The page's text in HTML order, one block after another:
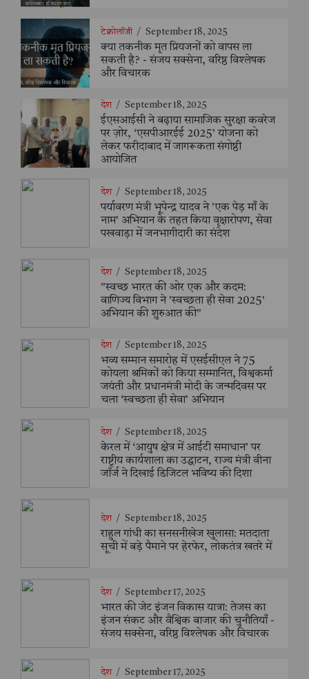
टेक्नोलॉजी / September 18, 2025
क्या तकनीक मृत प्रियजनों को वापस ला
सकती है? - संजय सक्सेना, वरिष्ठ विश्लेषक
और विचारक
देश / September 18, 2025
ईएसआईसी ने बढ़ाया सामाजिक सुरक्षा कवरेज
पर ज़ोर, ‘एसपीआरईई 2025’ योजना को
लेकर फरीदाबाद में जागरूकता संगोष्ठी
आयोजित
देश / September 18, 2025
पर्यावरण मंत्री भूपेन्द्र यादव ने 'एक पेड़ माँ के
नाम' अभियान के तहत किया वृक्षारोपण, सेवा
पखवाड़ा में जनभागीदारी का संदेश
देश / September 18, 2025
"स्वच्छ भारत की ओर एक और कदम:
वाणिज्य विभाग ने 'स्वच्छता ही सेवा 2025'
अभियान की शुरुआत की"
देश / September 18, 2025
भव्य सम्मान समारोह में एसईसीएल ने 75
कोयला श्रमिकों को किया सम्मानित, विश्वकर्मा
जयंती और प्रधानमंत्री मोदी के जन्मदिवस पर
चला ‘स्वच्छता ही सेवा’ अभियान
देश / September 18, 2025
केरल में ‘आयुष क्षेत्र में आईटी समाधान’ पर
राष्ट्रीय कार्यशाला का उद्घाटन, राज्य मंत्री वीना
जॉर्ज ने दिखाई डिजिटल भविष्य की दिशा
देश / September 18, 2025
राहुल गांधी का सनसनीखेज खुलासा: मतदाता
सूची में बड़े पैमाने पर हेरफेर, लोकतंत्र खतरे में
देश / September 17, 2025
भारत की जेट इंजन विकास यात्रा: तेजस का
इंजन संकट और वैश्विक बाजार की चुनौतियाँ -
संजय सक्सेना, वरिष्ठ विश्लेषक और विचारक
देश / September 17, 2025